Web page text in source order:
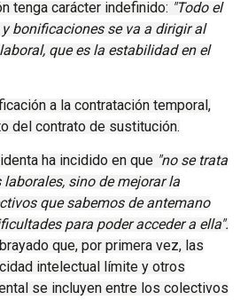
tenga carácter indefinido: "Todo el
bonificaciones se va a dirigir al
que es la estabilidad en el
a la contratación temporal,
del contrato de sustitución.
ha incidido en que "no se trata
sino de mejorar la
que sabemos de antemano
para poder acceder a ella".
que, por primera vez, las
intelectual límite y otros
se incluyen entre los colectivos